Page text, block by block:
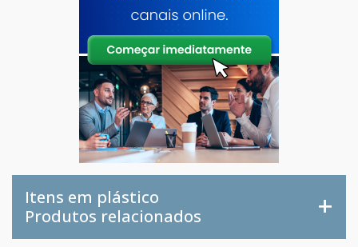
Itens em plástico
Produtos relacionados